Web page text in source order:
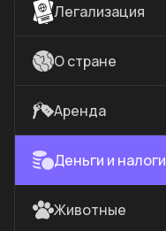
Легализация
О стране
Аренда
Деньги и налоги
Животные